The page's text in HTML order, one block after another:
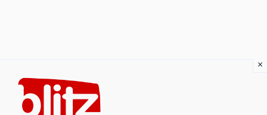
content
×